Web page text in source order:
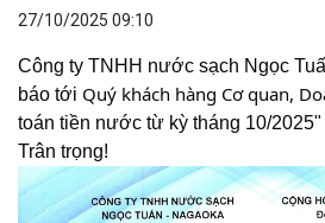
27/10/2025 09:10
Công ty TNHH nước sạch Ngọc
báo tới Quý khách hàng Cơ quan,
toán tiền nước từ kỳ tháng 10/2025"
Trân trọng!